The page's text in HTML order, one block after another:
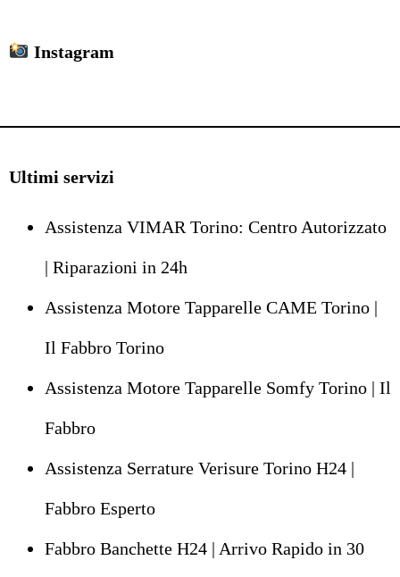
Instagram
Ultimi servizi
Assistenza VIMAR Torino: Centro Autorizzato
| Riparazioni in 24h
Assistenza Motore Tapparelle CAME Torino |
Il Fabbro Torino
Assistenza Motore Tapparelle Somfy Torino | Il
Fabbro
Assistenza Serrature Verisure Torino H24 |
Fabbro Esperto
Fabbro Banchette H24 | Arrivo Rapido in 30